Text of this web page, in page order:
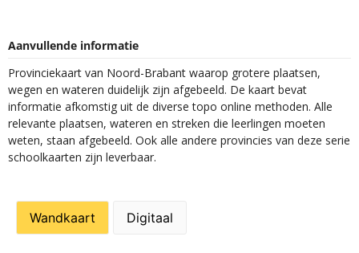
Aanvullende informatie
Provinciekaart van Noord-Brabant waarop grotere plaatsen,
wegen en wateren duidelijk zijn afgebeeld. De kaart bevat
informatie afkomstig uit de diverse topo online methoden. Alle
relevante plaatsen, wateren en streken die leerlingen moeten
weten, staan afgebeeld. Ook alle andere provincies van deze serie
schoolkaarten zijn leverbaar.
Wandkaart Digitaal